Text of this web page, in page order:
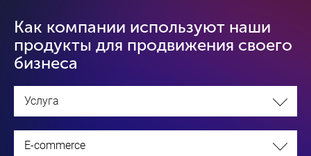
Как компании используют наши
продукты для продвижения своего
бизнеса
Услуга
E-commerce